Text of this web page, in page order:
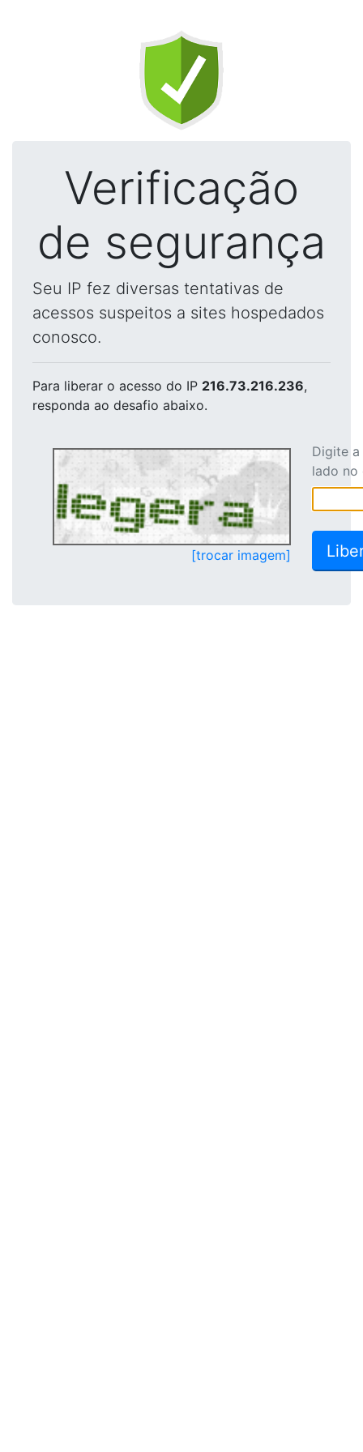
Verificação
de segurança
Seu IP fez diversas tentativas de
acessos suspeitos a sites hospedados
conosco.
Para liberar o acesso do IP 216.73.216.236,
responda ao desafio abaixo.
[trocar imagem]
Digite
lado no